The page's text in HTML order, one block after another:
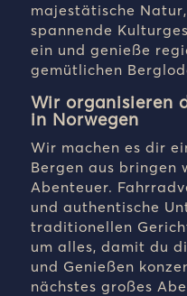
majestätische
spannende
ein und genieße
gemütlichen
Wir organisieren
in Norwegen
Wir machen es dir
Bergen aus bringen
Abenteuer.
und authentische
traditionellen
um alles, damit du
und Genießen
nächstes großes